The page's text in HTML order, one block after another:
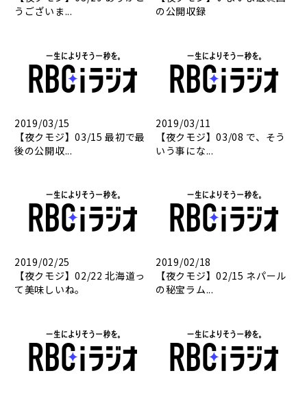
うございま...
の公開収録
2019/03/15
【夜クモジ】03/15 最初で最
後の公開収...
2019/03/11
【夜クモジ】03/08 で、そう
いう事にな...
2019/02/25
【夜クモジ】02/22 北海道っ
て美味しいね。
2019/02/18
【夜クモジ】02/15 ネパール
の秘宝ラム...